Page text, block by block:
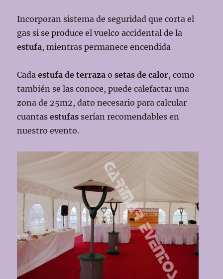
Incorporan sistema de seguridad que corta el
gas si se produce el vuelco accidental de la
estufa, mientras permanece encendida
Cadaestufa de terraza osetas de calor, como
también se las conoce, puede calefactar una
zona de 25m2, dato necesario para calcular
cuantasestufas serían recomendables en
nuestro evento.